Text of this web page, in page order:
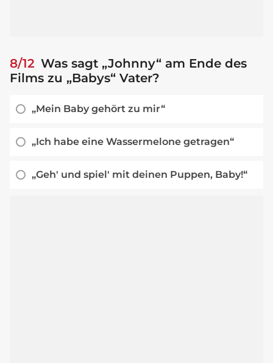
8/12 Was sagt „Johnny“ am Ende des
Films zu „Babys“ Vater?
„Mein Baby gehört zu mir“
„Ich habe eine Wassermelone getragen“
„Geh' und spiel' mit deinen Puppen, Baby!“